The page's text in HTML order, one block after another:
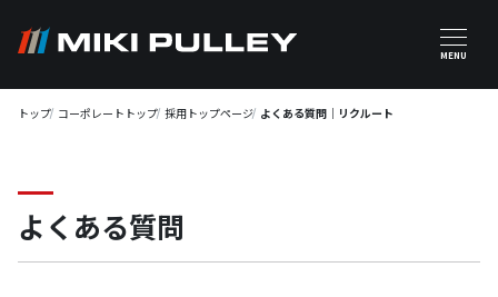
MENU
トップ コーポレートトップ 採用トップページ よくある質問｜リクルート
よくある質問